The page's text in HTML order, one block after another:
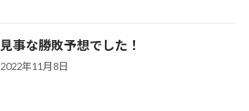
見事な勝敗予想でした！
2022年11月8日